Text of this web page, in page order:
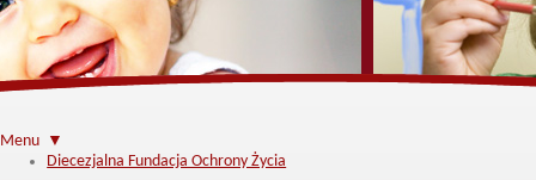
Menu ▼
Diecezjalna Fundacja Ochrony Życia